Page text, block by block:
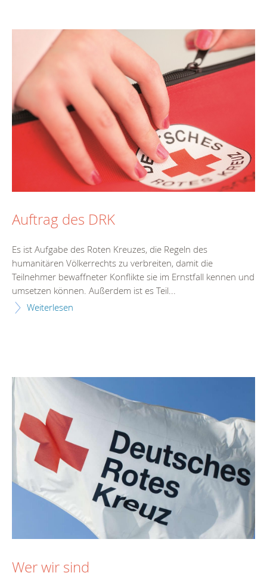
Auftrag des DRK
Es ist Aufgabe des Roten Kreuzes, die Regeln des
humanitären Völkerrechts zu verbreiten, damit die
Teilnehmer bewaffneter Konflikte sie im Ernstfall kennen und
umsetzen können. Außerdem ist es Teil...
Weiterlesen
Wer wir sind